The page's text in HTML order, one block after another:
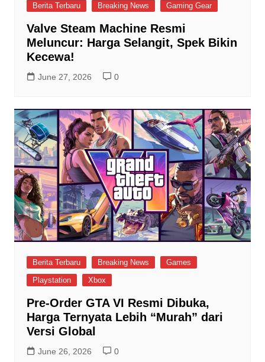
Berita Terbaru Breaking News Gaming Gear
Valve Steam Machine Resmi
Meluncur: Harga Selangit, Spek Bikin
Kecewa!
June 27, 2026 0
Berita Terbaru Breaking News
Games
Playstation
Xbox
Pre-Order GTA VI Resmi Dibuka,
Harga Ternyata Lebih “Murah” dari
Versi Global
June 26, 2026 0